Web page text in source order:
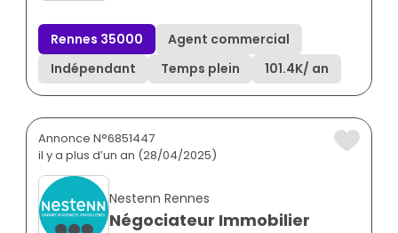
Rennes 35000
Agent commercial
Indépendant
Temps plein 101.4K/ an
Annonce N°6851447
il y a plus d’un an (28/04/2025)
Nestenn Rennes
Négociateur Immobilier